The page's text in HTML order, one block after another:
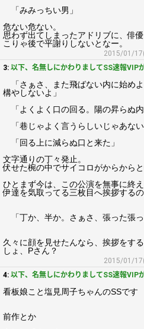
「みみっちい男」
危ない危ない。
思わず出てしまったアドリブに、俳
こりゃ後で平謝りしないとなー。
2015/01/
3: 以下、名無しにかわりましてSS速報VIP
「さぁさ、また飛ばない内に始め
構やしないよ」
「よくよく口の回る。陽の昇らぬ内
「巷じゃよく言うらしいじゃあない
「回る上に減らぬ口と来た」
文字通りの丁々発止。
伏せた椀の中でサイコロがからからと
ひとまず今は、この公演を無事に終え
伊達を気取ってる三枚目へ挨拶するの
「丁か、半か。さぁさ、張った張っ
久々に顔を見せたんなら、挨拶をす
しょ、Pさん？
2015/01/
4: 以下、名無しにかわりましてSS速報VIP
看板娘こと塩見周子ちゃんのSSです
前作とか